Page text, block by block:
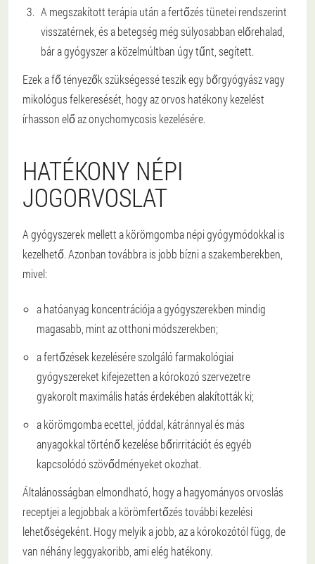
A megszakított terápia után a fertőzés tünetei rendszerint
visszatérnek, és a betegség még súlyosabban előrehalad,
bár a gyógyszer a közelmúltban úgy tűnt, segített.
Ezek a fő tényezők szükségessé teszik egy bőrgyógyász vagy
mikológus felkeresését, hogy az orvos hatékony kezelést
írhasson elő az onychomycosis kezelésére.
HATÉKONY NÉPI
JOGORVOSLAT
A gyógyszerek mellett a körömgomba népi gyógymódokkal is
kezelhető. Azonban továbbra is jobb bízni a szakemberekben,
mivel:
a hatóanyag koncentrációja a gyógyszerekben mindig
magasabb, mint az otthoni módszerekben;
a fertőzések kezelésére szolgáló farmakológiai
gyógyszereket kifejezetten a kórokozó szervezetre
gyakorolt maximális hatás érdekében alakították ki;
a körömgomba ecettel, jóddal, kátránnyal és más
anyagokkal történő kezelése bőrirritációt és egyéb
kapcsolódó szövődményeket okozhat.
Általánosságban elmondható, hogy a hagyományos orvoslás
receptjei a legjobbak a körömfertőzés további kezelési
lehetőségeként. Hogy melyik a jobb, az a kórokozótól függ, de
van néhány leggyakoribb, ami elég hatékony.